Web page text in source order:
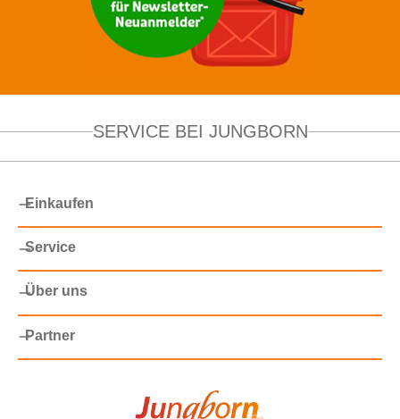
SERVICE BEI JUNGBORN
Einkaufen
Service
Über uns
Partner